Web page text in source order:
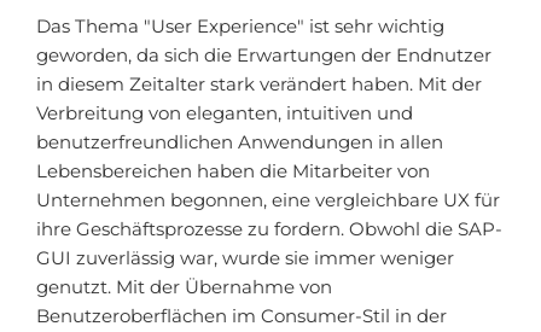
Das Thema "User Experience" ist sehr wichtig
geworden, da sich die Erwartungen der Endnutzer
in diesem Zeitalter stark verändert haben. Mit der
Verbreitung von eleganten, intuitiven und
benutzerfreundlichen Anwendungen in allen
Lebensbereichen haben die Mitarbeiter von
Unternehmen begonnen, eine vergleichbare UX für
ihre Geschäftsprozesse zu fordern. Obwohl die SAP-
GUI zuverlässig war, wurde sie immer weniger
genutzt. Mit der Übernahme von
Benutzeroberflächen im Consumer-Stil in der